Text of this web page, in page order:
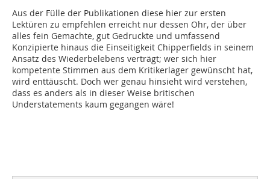
Aus der Fülle der Publikationen diese hier zur ersten
Lektüren zu empfehlen erreicht nur dessen Ohr, der über
alles fein Gemachte, gut Gedruckte und umfassend
Konzipierte hinaus die Einseitigkeit Chipperfields in seinem
Ansatz des Wiederbelebens verträgt; wer sich hier
kompetente Stimmen aus dem Kritikerlager gewünscht hat,
wird enttäuscht. Doch wer genau hinsieht wird verstehen,
dass es anders als in dieser Weise britischen
Understatements kaum gegangen wäre!